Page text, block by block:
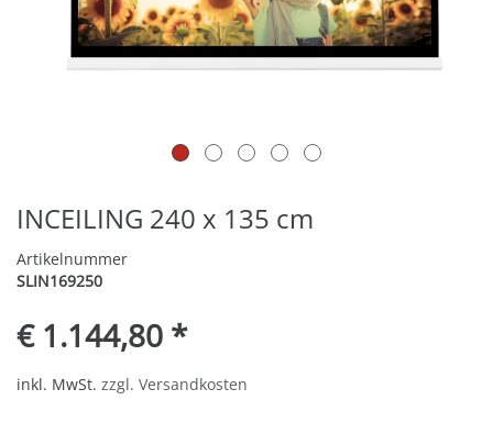
INCEILING 240 x 135 cm
Artikelnummer
SLIN169250
€ 1.144,80 *
inkl. MwSt. zzgl. Versandkosten